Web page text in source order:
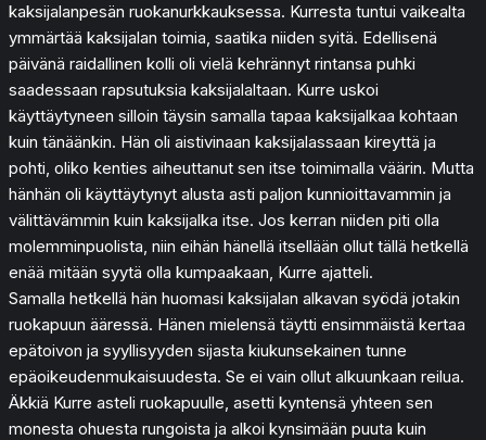
kaksijalanpesän ruokanurkkauksessa. Kurresta tuntui vaikealta
ymmärtää kaksijalan toimia, saatika niiden syitä. Edellisenä
päivänä raidallinen kolli oli vielä kehrännyt rintansa puhki
saadessaan rapsutuksia kaksijalaltaan. Kurre uskoi
käyttäytyneen silloin täysin samalla tapaa kaksijalkaa kohtaan
kuin tänäänkin. Hän oli aistivinaan kaksijalassaan kireyttä ja
pohti, oliko kenties aiheuttanut sen itse toimimalla väärin. Mutta
hänhän oli käyttäytynyt alusta asti paljon kunnioittavammin ja
välittävämmin kuin kaksijalka itse. Jos kerran niiden piti olla
molemminpuolista, niin eihän hänellä itsellään ollut tällä hetkellä
enää mitään syytä olla kumpaakaan, Kurre ajatteli.
Samalla hetkellä hän huomasi kaksijalan alkavan syödä jotakin
ruokapuun ääressä. Hänen mielensä täytti ensimmäistä kertaa
epätoivon ja syyllisyyden sijasta kiukunsekainen tunne
epäoikeudenmukaisuudesta. Se ei vain ollut alkuunkaan reilua.
Äkkiä Kurre asteli ruokapuulle, asetti kyntensä yhteen sen
monesta ohuesta rungoista ja alkoi kynsimään puuta kuin